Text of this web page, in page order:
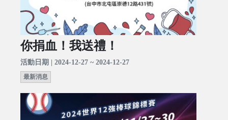
你捐血！我送禮！
活動日期 | 2024-12-27 ~ 2024-12-27
最新消息